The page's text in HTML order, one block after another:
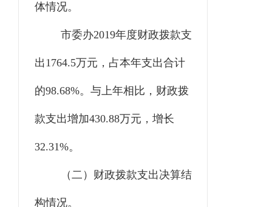
体情况。
市委办2019年度财政拨款支
出1764.5万元，占本年支出合计
的98.68%。与上年相比，财政拨
款支出增加430.88万元，增长
32.31%。
（二）财政拨款支出决算结
构情况。